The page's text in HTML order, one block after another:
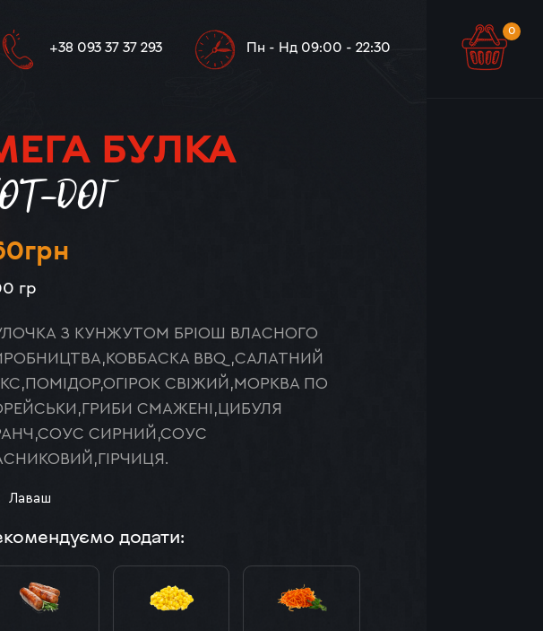
+38 093 37 37 293 Пн - Нд 09:00 - 22:30
0
БУЛКА
ДОГ
грн
гр
З КУНЖУТОМ БРІОШ ВЛАСНОГО
BBQ,САЛАТНИЙ
СВІЖИЙ,МОРКВА ПО
СМАЖЕНІ,ЦИБУЛЯ
СИРНИЙ,СОУС
Лаваш
додати:
0